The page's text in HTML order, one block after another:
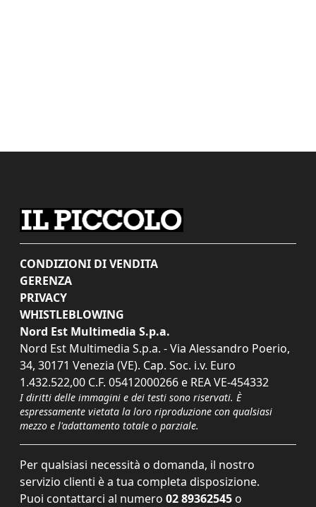
CONDIZIONI DI VENDITA
GERENZA
PRIVACY
WHISTLEBLOWING
Nord Est Multimedia S.p.a.
Nord Est Multimedia S.p.a. - Via Alessandro Poerio,
34, 30171 Venezia (VE). Cap. Soc. i.v. Euro
1.432.522,00 C.F. 05412000266 e REA VE-454332
I diritti delle immagini e dei testi sono riservati. È
espressamente vietata la loro riproduzione con qualsiasi
mezzo e l'adattamento totale o parziale.
Per qualsiasi necessità o domanda, il nostro
servizio clienti è a tua completa disposizione.
Puoi contattarci al numero 02 89362545 o